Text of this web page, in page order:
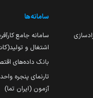
سامانه‌ها
سامانه جامع
اشتغال و
بانک داده‌های
تارنمای پنجره
آزمون (ایران تما)